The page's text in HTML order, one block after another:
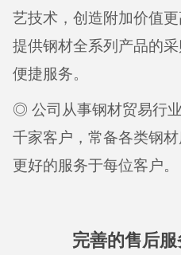
艺技术，创造附加价值
提供钢材全系列产品的
便捷服务。
◎ 公司从事钢材贸易行
千家客户，常备各类钢
更好的服务于每位客户。
完善的售后服